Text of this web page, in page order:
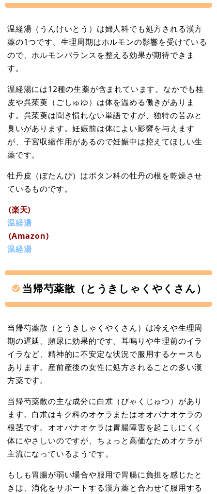
温経湯（うんけいとう）は婦人科でも処方される漢方
薬の1つです。生理周期はホルモンの影響を受けている
ので、ホルモンバランスを整える効果が期待できま
す。
温経湯には12種の生薬が含まれています。なかでも桂
皮や呉茱萸（ごしゅゆ）は体を温める働きがありま
す。呉茱萸は聞き慣れない単語ですが、独特の苦みと
臭いがあります。妊娠前は体によい影響を与えます
が、子宮収縮作用があるので妊娠中は控えてほしい生
薬です。
牡丹皮（ぼたんぴ）はボタン科の牡丹の根を乾燥させ
ているものです。
(楽天)
温経湯
(Amazon)
温経湯
当帰芍薬散（とうきしゃくやくさん）
当帰芍薬散（とうきしゃくやくさん）は冷えや生理周
期の遅延、頻尿に効果的です。耳鳴りや生理前のイラ
イラなど、精神的に不安定な状況で服用するケースも
あります。産前産後の女性に処方されることの多い漢
方薬です。
当帰芍薬散の主な成分に白朮（びゃくじゅつ）があり
ます。白朮はキク科のオケラまたはオオバナオケラの
根茎です。オオバナオケラは胃腸障害を起こしにくく
体にやさしいのですが、ちょっと高価なためオケラが
主流になっているようです。
もしも胃腸が弱い場合や服用で胃腸に負担を感じたと
きは、消化をサポートする漢方薬と合わせて服用する